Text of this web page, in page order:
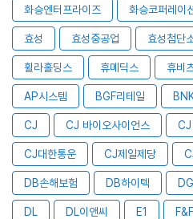
화승엔터프라이즈 화승코퍼레이
효성 효성중공업 효성첨단
휠라홀딩스 휴메딕스 휴비
AP시스템 BGF리테일
CJ CJ 바이오사이언스
CJ대한통운 CJ제일제당
DB손해보험 DB하이텍
DL DL이앤씨 E1 F&F